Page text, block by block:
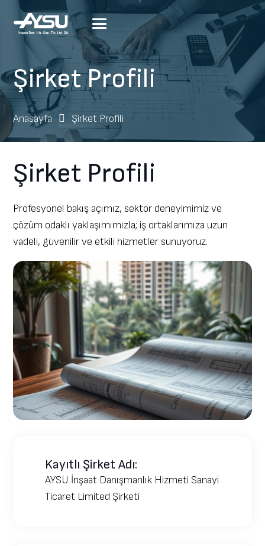
Şirket Profili
Anasayfa Şirket Profili
Şirket Profili
Profesyonel bakış açımız, sektör deneyimimiz ve
çözüm odaklı yaklaşımımızla; iş ortaklarımıza uzun
vadeli, güvenilir ve etkili hizmetler sunuyoruz.
Kayıtlı Şirket Adı:
AYSU İnşaat Danışmanlık Hizmeti Sanayi
Ticaret Limited Şirketi